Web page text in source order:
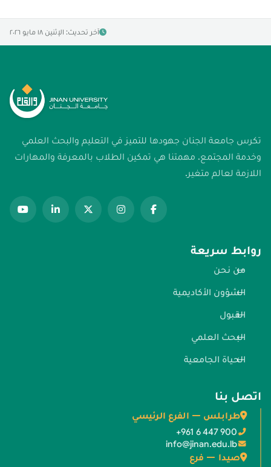
آخر تحديث: الإثنين ١٨ مايو ٢٠٢٦
تكرس جامعة الجنان جهودها للتميز في التعليم والبحث العلمي
وخدمة المجتمع. مهمتنا هي تمكين الطلاب بالمعرفة والمهارات
اللازمة لعالم متغير.
روابط سريعة
من نحن
الشؤون الأكاديمية
القبول
البحث العلمي
الحياة الجامعية
اتصل بنا
طرابلس — الفرع الرئيسي
+961 6 447 900
info@jinan.edu.lb
صيدا — فرع